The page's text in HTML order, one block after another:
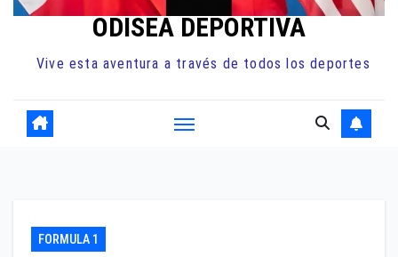
ODISEA DEPORTIVA
Vive esta aventura a través de todos los deportes
FORMULA 1